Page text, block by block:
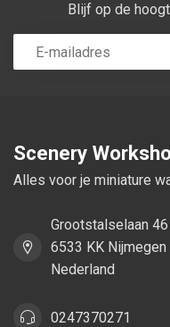
Blijf op de
Scenery
Alles voor je miniature
Grootstalselaan 46
6533 KK Nijmegen
Nederland
0247370271